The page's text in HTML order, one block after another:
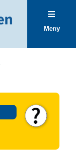
Meny